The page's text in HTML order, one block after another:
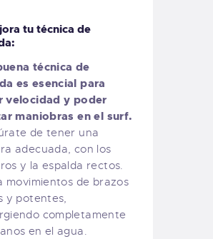
tu técnica de
técnica de
es esencial para
velocidad y poder
maniobras en el surf.
de tener una
adecuada, con los
y la espalda rectos.
movimientos de brazos
y potentes,
completamente
en el agua.